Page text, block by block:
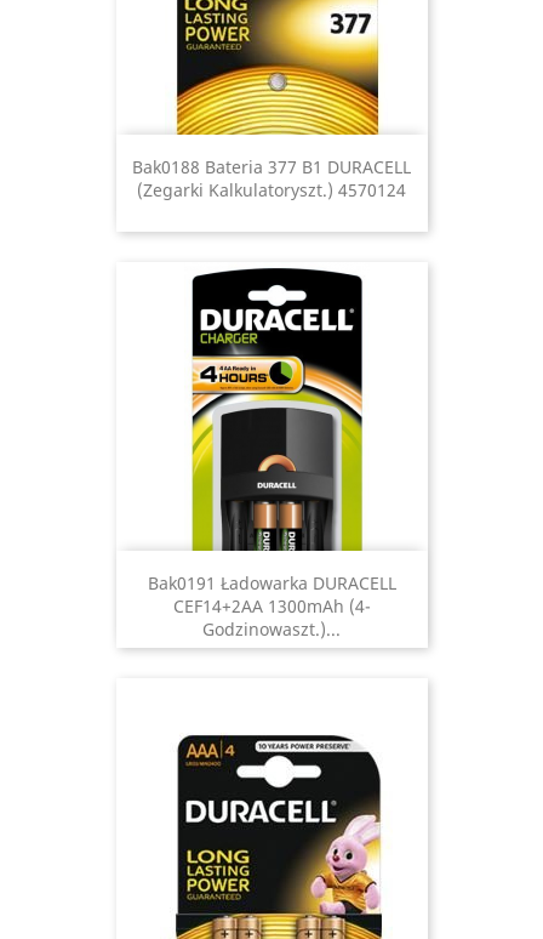
Bak0188 Bateria 377 B1 DURACELL
(zegarki Kalkulatoryszt.) 4570124
Bak0191 Ładowarka DURACELL
CEF14+2AA 1300mAh (4-
Godzinowaszt.)...